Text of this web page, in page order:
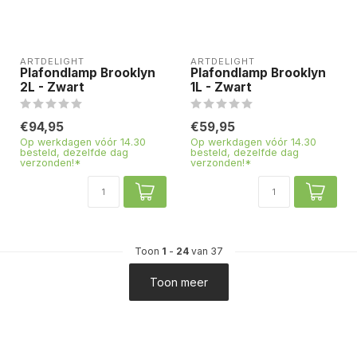
ARTDELIGHT
Plafondlamp Brooklyn
2L - Zwart
€94,95
Op werkdagen vóór 14.30
besteld, dezelfde dag
verzonden!*
ARTDELIGHT
Plafondlamp Brooklyn
1L - Zwart
€59,95
Op werkdagen vóór 14.30
besteld, dezelfde dag
verzonden!*
Toon 1 - 24van 37
Toon meer